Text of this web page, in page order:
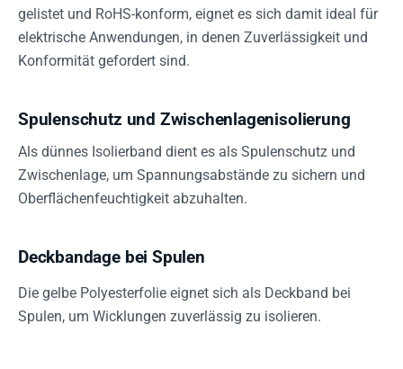
gelistet und RoHS-konform, eignet es sich damit ideal für
elektrische Anwendungen, in denen Zuverlässigkeit und
Konformität gefordert sind.
Spulenschutz und Zwischenlagenisolierung
Als dünnes Isolierband dient es als Spulenschutz und
Zwischenlage, um Spannungsabstände zu sichern und
Oberflächenfeuchtigkeit abzuhalten.
Deckbandage bei Spulen
Die gelbe Polyesterfolie eignet sich als Deckband bei
Spulen, um Wicklungen zuverlässig zu isolieren.